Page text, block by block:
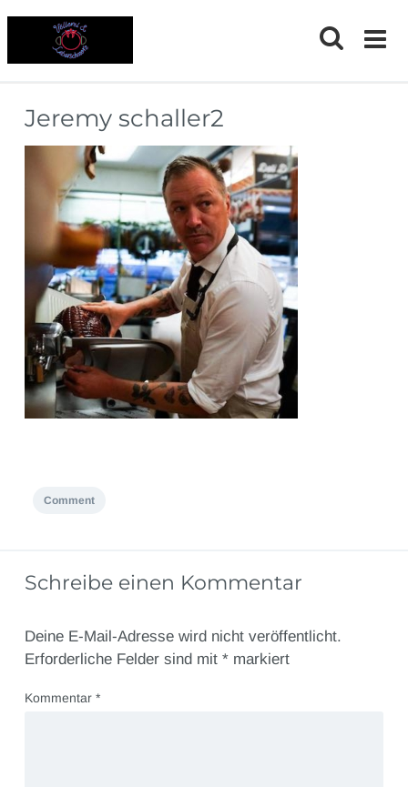
Jeremy schaller2
Comment
Schreibe einen Kommentar
Deine E-Mail-Adresse wird nicht veröffentlicht.
Erforderliche Felder sind mit *markiert
Kommentar *